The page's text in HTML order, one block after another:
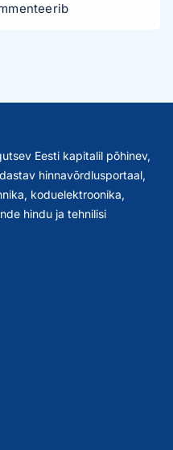
Eesti kapitalil põhinev,
hinnavõrdlusportaal,
koduelektroonika,
hindu ja tehnilisi